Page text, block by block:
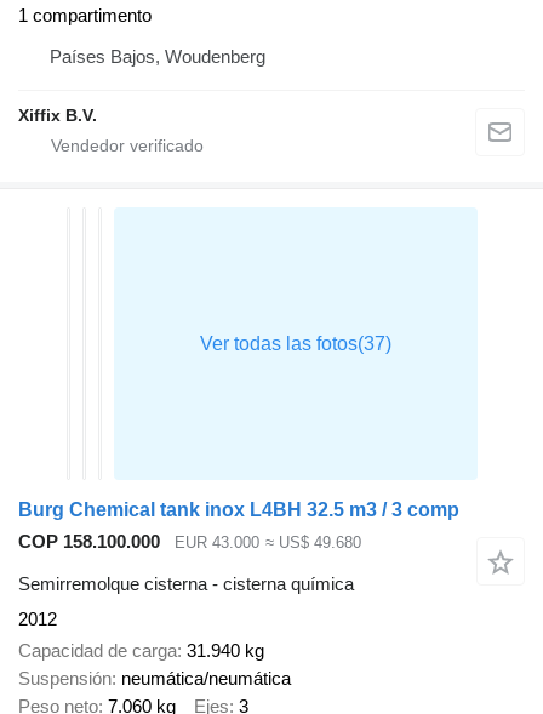
1 compartimento
Países Bajos, Woudenberg
Xiffix B.V.
Burg Chemical tank inox L4BH 32.5 m3 / 3 comp
COP 158.100.000
EUR 43.000 ≈ US$ 49.680
Semirremolque cisterna - cisterna química
2012
Capacidad de carga 31.940 kg
Suspensión neumática/neumática
Peso neto 7.060 kg Ejes 3